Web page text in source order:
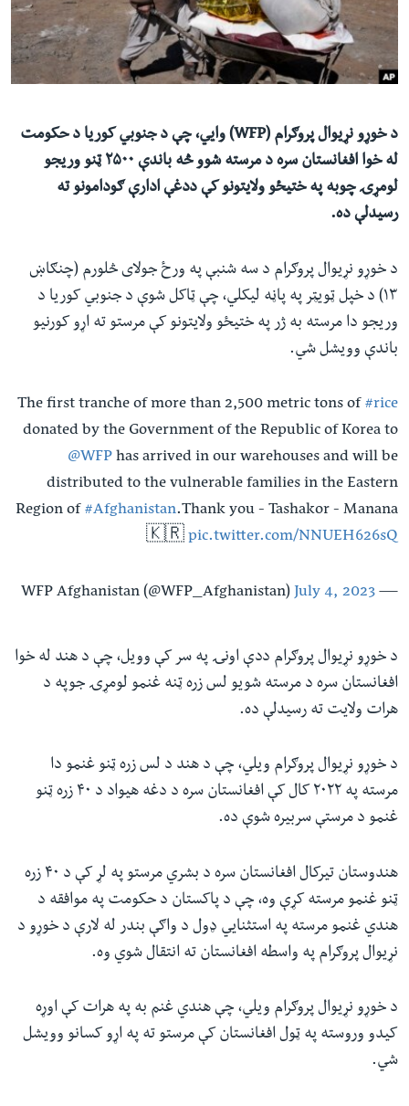
شئ
لټون
ځای
شئ
له مونږ سره په تماس کې پاتې شئ
ژبې
د خوړو نړیوال پروګرام (WFP) وايي، چې د جنوبي کوریا د حکومت
له خوا افغانستان سره د مرسته شوو څه باندې ۲۵۰۰ ټنو وریجو
لومړۍ چوبهپه ختیځو ولایتونو کېددغې ادارې ګودامونو ته
رسیدلې ده.
د خوړو نړیوال پروګرام د سه شنبې په ورځ جولای څلورم (چنګاښ
۱۳) د خپل ټویټر په پاڼه لیکلي، چې ټاکل شوې د جنوبي کوریا د
وریجو دا مرسته به ژر په ختیځو ولایتونو کې مرستو ته اړو کورنیو
باندې وویشل شي.
The first tranche of more than 2,500 metric tons of #rice
donated by the Government of the Republic of Korea to
@WFPhas arrived in our warehouses and will be
distributed to the vulnerable families in the Eastern
Region of #Afghanistan.Thank you - Tashakor - Manana
🇰🇷pic.twitter.com/NNUEH626sQ
— WFP Afghanistan (@WFP_Afghanistan)
July 4, 2023
د خوړو نړیوال پروګرام ددې اونۍ په سر کې وویل، چې د هند له خوا
افغانستان سره د مرسته شویو لس زره ټنه غنمو لومړۍ جوپه د
هرات ولایت ته رسیدلې ده.
د خوړو نړیوال پروګرام ویلي، چې د هند د لس زره ټنو غنمو دا
مرسته په ۲۰۲۲ کال کې افغانستان سره د دغه هیواد د ۴۰ زره ټنو
غنمو د مرستې سربیره شوې ده.
هندوستان تیرکال افغانستان سره د بشري مرستو په لړ کې د ۴۰ زره
ټنو غنمو مرسته کړې وه، چې د پاکستان د حکومت په موافقه د
هندي غنمو مرسته په استثنايي ډول د واګې بندر له لارې د خوړو د
نړیوال پروګرام په واسطه افغانستان ته انتقال شوي وه.
د خوړو نړیوال پروګرام ویلي، چې هندي غنم به په هرات کې اوړه
کیدو وروسته په ټول افغانستان کې مرستو ته په اړو کسانو وویشل
شي.